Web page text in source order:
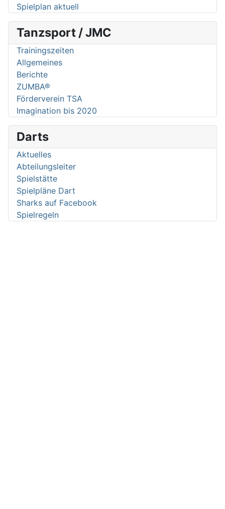
Spielplan aktuell
Tanzsport / JMC
Trainingszeiten
Allgemeines
Berichte
ZUMBA®
Förderverein TSA
Imagination bis 2020
Darts
Aktuelles
Abteilungsleiter
Spielstätte
Spielpläne Dart
Sharks auf Facebook
Spielregeln